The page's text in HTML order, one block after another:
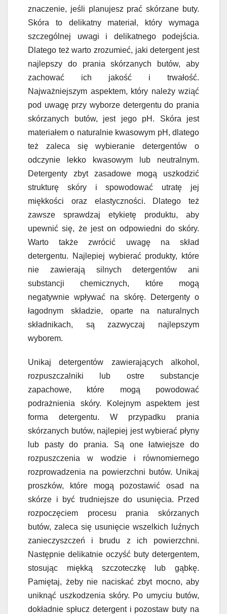
znaczenie, jeśli planujesz prać skórzane buty.
Skóra to delikatny materiał, który wymaga
szczególnej uwagi i delikatnego podejścia.
Dlatego też warto zrozumieć, jaki detergent jest
najlepszy do prania skórzanych butów, aby
zachować ich jakość i trwałość.
Najważniejszym aspektem, który należy wziąć
pod uwagę przy wyborze detergentu do prania
skórzanych butów, jest jego pH. Skóra jest
materiałem o naturalnie kwasowym pH, dlatego
też zaleca się wybieranie detergentów o
odczynie lekko kwasowym lub neutralnym.
Detergenty zbyt zasadowe mogą uszkodzić
strukturę skóry i spowodować utratę jej
miękkości oraz elastyczności. Dlatego też
zawsze sprawdzaj etykietę produktu, aby
upewnić się, że jest on odpowiedni do skóry.
Warto także zwrócić uwagę na skład
detergentu. Najlepiej wybierać produkty, które
nie zawierają silnych detergentów ani
substancji chemicznych, które mogą
negatywnie wpływać na skórę. Detergenty o
łagodnym składzie, oparte na naturalnych
składnikach, są zazwyczaj najlepszym
wyborem.
Unikaj detergentów zawierających alkohol,
rozpuszczalniki lub ostre substancje
zapachowe, które mogą powodować
podrażnienia skóry. Kolejnym aspektem jest
forma detergentu. W przypadku prania
skórzanych butów, najlepiej jest wybierać płyny
lub pasty do prania. Są one łatwiejsze do
rozpuszczenia w wodzie i równomiernego
rozprowadzenia na powierzchni butów. Unikaj
proszków, które mogą pozostawić osad na
skórze i być trudniejsze do usunięcia. Przed
rozpoczęciem procesu prania skórzanych
butów, zaleca się usunięcie wszelkich luźnych
zanieczyszczeń i brudu z ich powierzchni.
Następnie delikatnie oczyść buty detergentem,
stosując miękką szczoteczkę lub gąbkę.
Pamiętaj, żeby nie naciskać zbyt mocno, aby
uniknąć uszkodzenia skóry. Po umyciu butów,
dokładnie spłucz detergent i pozostaw buty na